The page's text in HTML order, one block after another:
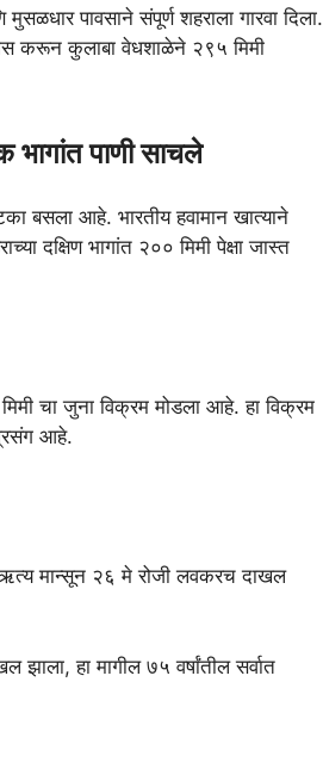
पावसाने संपूर्ण शहराला गारवा दिला.
करून कुलाबा वेधशाळेने २९५ मिमी
भागांत पाणी साचले
बसला आहे. भारतीय हवामान खात्याने
दक्षिण भागांत २०० मिमी पेक्षा जास्त
चा जुना विक्रम मोडला आहे. हा विक्रम
आहे.
मान्सून २६ मे रोजी लवकरच दाखल
हा मागील ७५ वर्षांतील सर्वात